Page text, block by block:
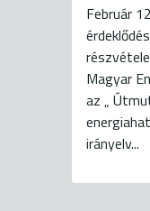
Február
Magyar
az „
irányelv...